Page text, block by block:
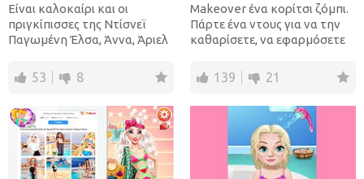
Είναι καλοκαίρι και οι
πριγκίπισσες της Ντίσνεϊ
Παγωμένη Έλσα, Άννα, Άριελ
53 8
Makeover ένα κορίτσι ζόμπι.
Πάρτε ένα ντους για να την
καθαρίσετε, να εφαρμόσετε
139 21